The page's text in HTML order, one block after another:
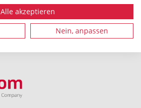
Alle akzeptieren
Nein, anpassen